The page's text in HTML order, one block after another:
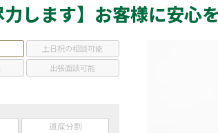
力します】お客様に安心
土日祝の相談可能
出張面談可能
遺産分割